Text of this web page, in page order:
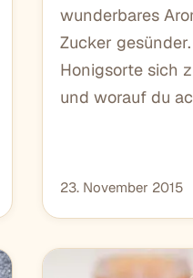
wunderbares
Zucker
Honigsorte sich
und worauf du
23. November 2015